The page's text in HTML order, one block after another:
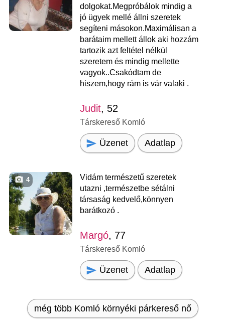
dolgokat.Megpróbálok mindig a
jó ügyek mellé állni szeretek
segíteni másokon.Maximálisan a
barátaim mellett állok aki hozzám
tartozik azt feltétel nélkül
szeretem és mindig mellette
vagyok..Csakódtam de
hiszem,hogy rám is vár valaki .
Judit, 52
Társkereső Komló
Üzenet Adatlap
4
Vidám természetű szeretek
utazni ,természetbe sétálni
társaság kedvelő,könnyen
barátkozó .
Margó, 77
Társkereső Komló
Üzenet Adatlap
még több Komló környéki párkereső nő